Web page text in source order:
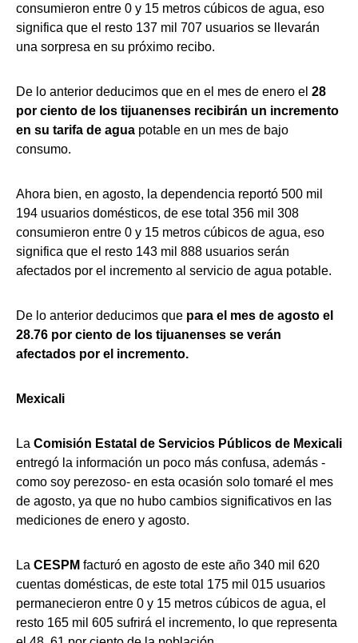
consumieron entre 0 y 15 metros cúbicos de agua, eso
significa que el resto 137 mil 707 usuarios se llevarán
una sorpresa en su próximo recibo.
De lo anterior deducimos que en el mes de enero el 28
por ciento de los tijuanenses recibirán un incremento
en su tarifa de agua potable en un mes de bajo
consumo.
Ahora bien, en agosto, la dependencia reportó 500 mil
194 usuarios domésticos, de ese total 356 mil 308
consumieron entre 0 y 15 metros cúbicos de agua, eso
significa que el resto 143 mil 888 usuarios serán
afectados por el incremento al servicio de agua potable.
De lo anterior deducimos que para el mes de agosto el
28.76 por ciento de los tijuanenses se verán
afectados por el incremento.
Mexicali
La Comisión Estatal de Servicios Públicos de Mexicali
entregó la información un poco más confusa, además -
como soy perezoso- en esta ocasión solo tomaré el mes
de agosto, ya que no hubo cambios significativos en las
mediciones de enero y agosto.
La CESPM facturó en agosto de este año 340 mil 620
cuentas domésticas, de este total 175 mil 015 usuarios
permanecieron entre 0 y 15 metros cúbicos de agua, el
resto 165 mil 605 sufrirá el incremento, lo que representa